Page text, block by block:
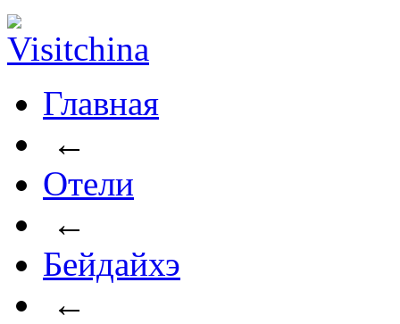
Главная
←
Отели
←
Бейдайхэ
←